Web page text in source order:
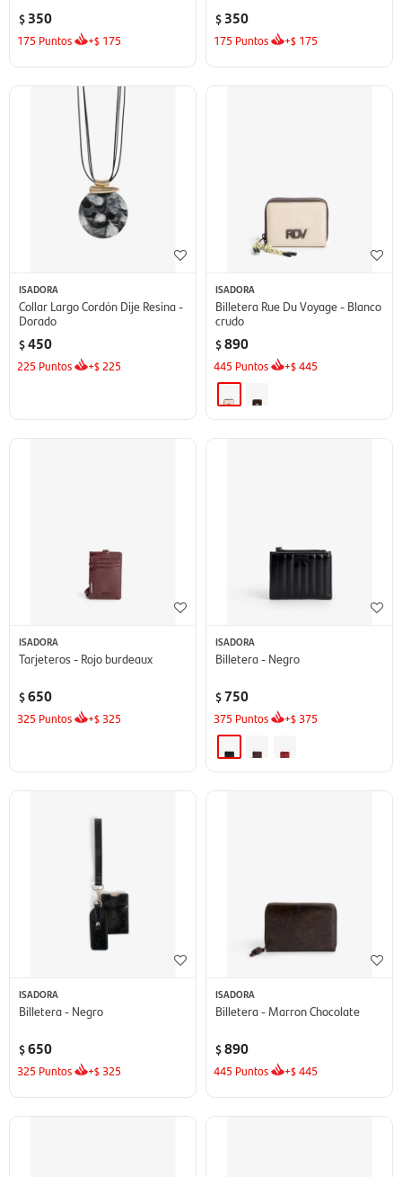
$ 350
175 Puntos +$ 175
$ 350
175 Puntos +$ 175
ISADORA
Collar Largo Cordón Dije Resina -
Dorado
$450
225 Puntos +$ 225
ISADORA
Billetera Rue Du Voyage - Blanco
crudo
$890
445 Puntos +$445
ISADORA
Tarjeteros - Rojo burdeaux
$650
325 Puntos +$ 325
ISADORA
Billetera - Negro
$750
375 Puntos +$ 375
ISADORA
Billetera - Negro
$650
325 Puntos +$ 325
ISADORA
Billetera - Marron Chocolate
$890
445 Puntos +$445